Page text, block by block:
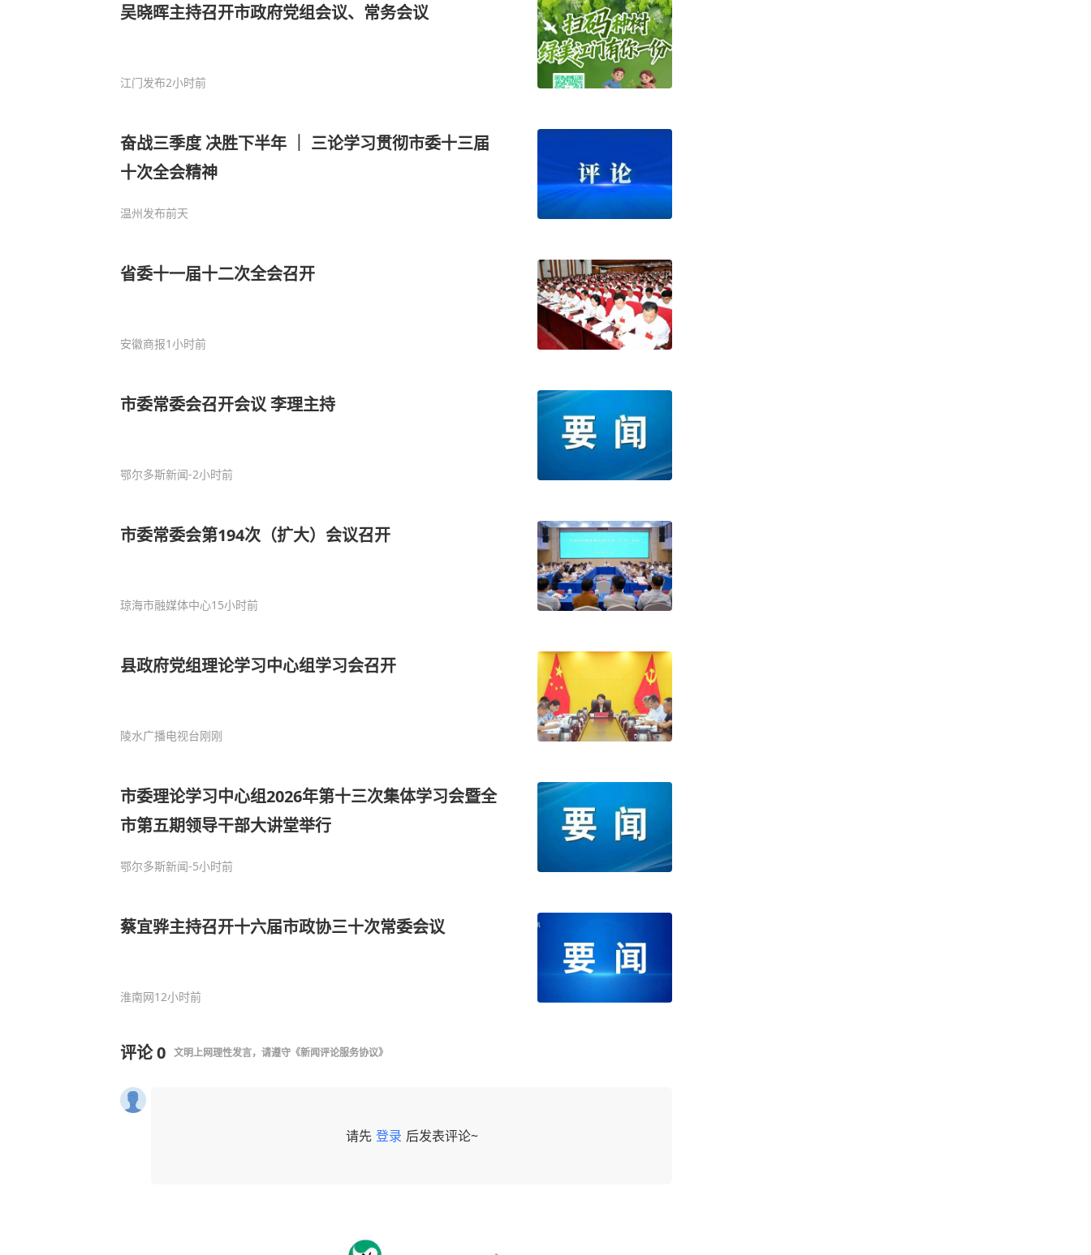
吴晓晖主持召开市政府党组会议、常务会议
江门发布2小时前
奋战三季度 决胜下半年 ｜ 三论学习贯彻市委十三届
十次全会精神
温州发布前天
省委十一届十二次全会召开
安徽商报1小时前
市委常委会召开会议 李理主持
鄂尔多斯新闻-2小时前
市委常委会第194次（扩大）会议召开
琼海市融媒体中心15小时前
县政府党组理论学习中心组学习会召开
陵水广播电视台刚刚
市委理论学习中心组2026年第十三次集体学习会暨全
市第五期领导干部大讲堂举行
鄂尔多斯新闻-5小时前
蔡宜骅主持召开十六届市政协三十次常委会议
淮南网12小时前
评论0 文明上网理性发言，请遵守 《新闻评论服务协议》
请先 登录 后发表评论~